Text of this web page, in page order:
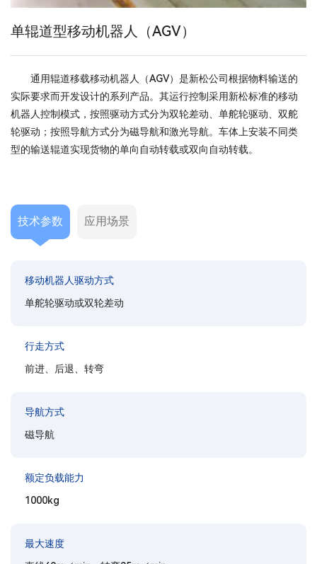
单辊道型移动机器人（AGV）
通用辊道移载移动机器人（AGV）是新松公司根据物料输送的
实际要求而开发设计的系列产品。其运行控制采用新松标准的移动
机器人控制模式，按照驱动方式分为双轮差动、单舵轮驱动、双舵
轮驱动；按照导航方式分为磁导航和激光导航。车体上安装不同类
型的输送辊道实现货物的单向自动转载或双向自动转载。
技术参数 应用场景
移动机器人驱动方式
单舵轮驱动或双轮差动
行走方式
前进、后退、转弯
导航方式
磁导航
额定负载能力
1000kg
最大速度